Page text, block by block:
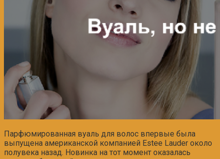
Парфюмированная вуаль для волос впервые была
выпущена американской компанией Estee Lauder около
полувека назад. Новинка на тот момент оказалась